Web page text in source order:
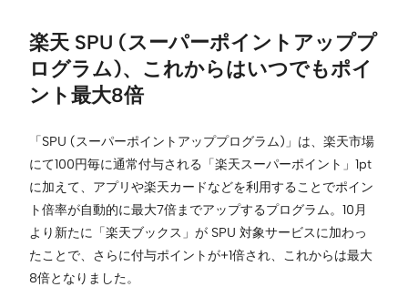
楽天 SPU (スーパーポイントアッププ
ログラム)、これからはいつでもポイ
ント最大8倍
「SPU (スーパーポイントアッププログラム)」は、楽天市場
にて100円毎に通常付与される「楽天スーパーポイント」1pt
に加えて、アプリや楽天カードなどを利用することでポイン
ト倍率が自動的に最大7倍までアップするプログラム。10月
より新たに「楽天ブックス」が SPU 対象サービスに加わっ
たことで、さらに付与ポイントが+1倍され、これからは最大
8倍となりました。